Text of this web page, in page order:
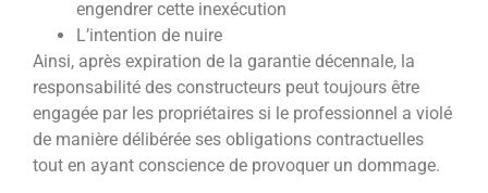
engendrer cette inexécution
L’intention de nuire
Ainsi, après expiration de la garantie décennale, la
responsabilité des constructeurs peut toujours être
engagée par les propriétaires si le professionnel a violé
de manière délibérée ses obligations contractuelles
tout en ayant conscience de provoquer un dommage.